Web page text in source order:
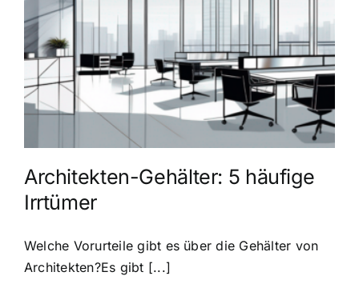
Architekten-Gehälter: 5 häufige
Irrtümer
Welche Vorurteile gibt es über die Gehälter von
Architekten?Es gibt [...]